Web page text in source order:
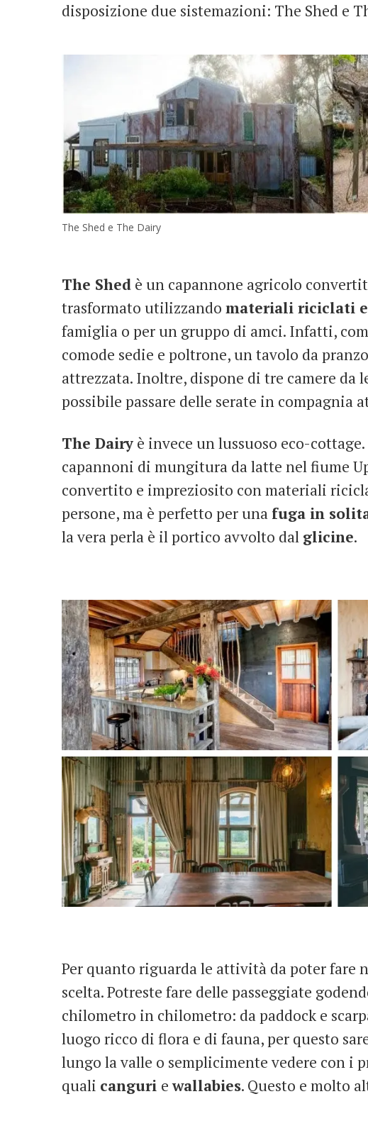
disposizione due sistemazioni: The Shed e
The Shed e The Dairy
The Shed è un capannone agricolo
trasformato utilizzando materiali riciclati
famiglia o per un gruppo di amci. Infatti,
comode sedie e poltrone, un tavolo da
attrezzata. Inoltre, dispone di tre camere da
possibile passare delle serate in compagnia
The Dairy è invece un lussuoso eco-
capannoni di mungitura da latte nel fiume
convertito e impreziosito con materiali
persone, ma è perfetto per una fuga in
la vera perla è il portico avvolto dal glicine.
Per quanto riguarda le attività da poter fare
scelta. Potreste fare delle passeggiate
chilometro in chilometro: da paddock e
luogo ricco di flora e di fauna, per questo
lungo la valle o semplicimente vedere con
quali canguri ewallabies. Questo e molto